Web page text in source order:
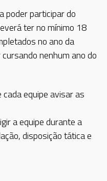
poder participar do
ter no mínimo 18
no ano da
nenhum ano do
equipe avisar as
a equipe durante a
disposição tática e